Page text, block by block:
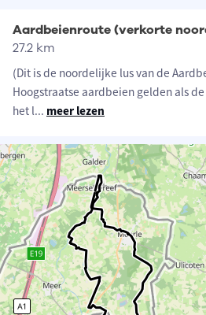
Aardbeienroute (verkorte
27.2 km
(Dit is de noordelijke lus van de
Hoogstraatse aardbeien gelden als
het l... meer lezen